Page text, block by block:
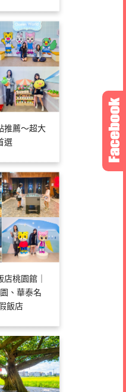
推薦～超大
選
店桃園館｜
、華泰名
飯店